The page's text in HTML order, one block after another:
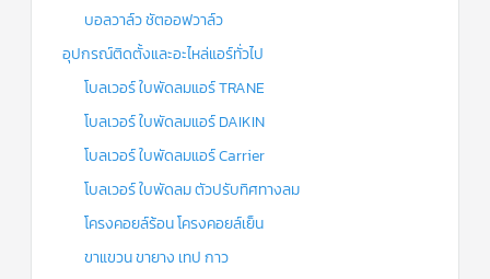
บอลวาล์ว ชัตออฟวาล์ว
อุปกรณ์ติดตั้งและอะไหล่แอร์ทั่วไป
โบลเวอร์ ใบพัดลมแอร์ TRANE
โบลเวอร์ ใบพัดลมแอร์ DAIKIN
โบลเวอร์ ใบพัดลมแอร์ Carrier
โบลเวอร์ ใบพัดลม ตัวปรับทิศทางลม
โครงคอยล์ร้อน โครงคอยล์เย็น
ขาแขวน ขายาง เทป กาว